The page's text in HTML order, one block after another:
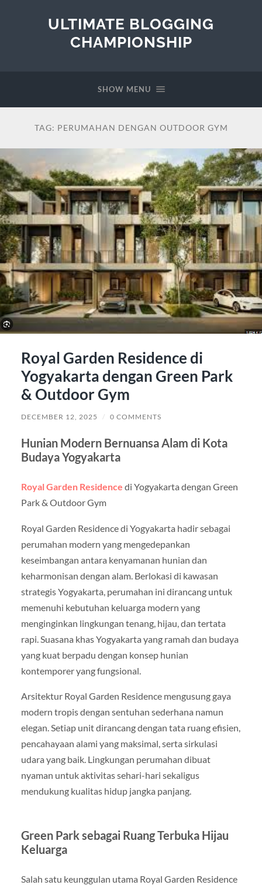
ULTIMATE BLOGGING
CHAMPIONSHIP
SHOW MENU
TAG: PERUMAHAN DENGAN OUTDOOR GYM
Royal Garden Residence di
Yogyakarta dengan Green Park
& Outdoor Gym
DECEMBER 12, 2025 / 0 COMMENTS
Hunian Modern Bernuansa Alam di Kota
Budaya Yogyakarta
Royal Garden Residence di Yogyakarta dengan Green
Park & Outdoor Gym
Royal Garden Residence di Yogyakarta hadir sebagai
perumahan modern yang mengedepankan
keseimbangan antara kenyamanan hunian dan
keharmonisan dengan alam. Berlokasi di kawasan
strategis Yogyakarta, perumahan ini dirancang untuk
memenuhi kebutuhan keluarga modern yang
menginginkan lingkungan tenang, hijau, dan tertata
rapi. Suasana khas Yogyakarta yang ramah dan budaya
yang kuat berpadu dengan konsep hunian
kontemporer yang fungsional.
Arsitektur Royal Garden Residence mengusung gaya
modern tropis dengan sentuhan sederhana namun
elegan. Setiap unit dirancang dengan tata ruang efisien,
pencahayaan alami yang maksimal, serta sirkulasi
udara yang baik. Lingkungan perumahan dibuat
nyaman untuk aktivitas sehari-hari sekaligus
mendukung kualitas hidup jangka panjang.
Green Park sebagai Ruang Terbuka Hijau
Keluarga
Salah satu keunggulan utama Royal Garden Residence